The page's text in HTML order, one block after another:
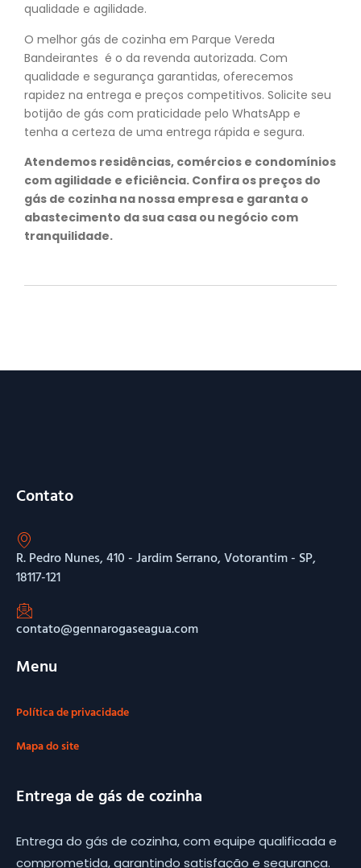
qualidade e agilidade.
O melhor gás de cozinha em Parque Vereda
Bandeirantes é o da revenda autorizada. Com
qualidade e segurança garantidas, oferecemos
rapidez na entrega e preços competitivos. Solicite seu
botijão de gás com praticidade pelo WhatsApp e
tenha a certeza de uma entrega rápida e segura.
Atendemos residências, comércios e condomínios
com agilidade e eficiência. Confira os preços do
gás de cozinha na nossa empresa e garanta o
abastecimento da sua casa ou negócio com
tranquilidade.
Contato
R. Pedro Nunes, 410 - Jardim Serrano, Votorantim - SP,
18117-121
contato@gennarogaseagua.com
Menu
Política de privacidade
Mapa do site
Entrega de gás de cozinha
Entrega do gás de cozinha, com equipe qualificada e
comprometida, garantindo satisfação e segurança.